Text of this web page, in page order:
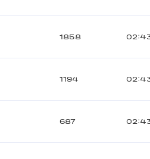
1858
1194
687